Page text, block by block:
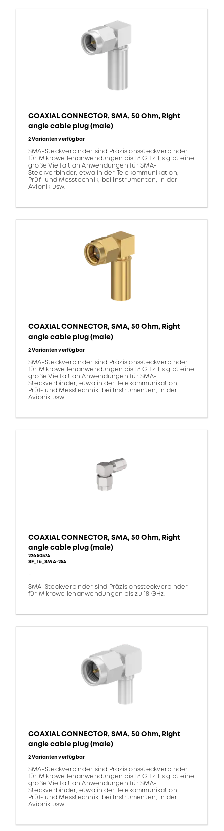
COAXIAL CONNECTOR, SMA, 50 Ohm, Right
angle cable plug (male)
2 Varianten verfügbar
SMA-Steckverbinder sind Präzisionssteckverbinder
für Mikrowellenanwendungen bis 18 GHz. Es gibt eine
große Vielfalt an Anwendungen für SMA-
Steckverbinder, etwa in der Telekommunikation,
Prüf- und Messtechnik, bei Instrumenten, in der
Avionik usw.
COAXIAL CONNECTOR, SMA, 50 Ohm, Right
angle cable plug (male)
2 Varianten verfügbar
SMA-Steckverbinder sind Präzisionssteckverbinder
für Mikrowellenanwendungen bis 18 GHz. Es gibt eine
große Vielfalt an Anwendungen für SMA-
Steckverbinder, etwa in der Telekommunikation,
Prüf- und Messtechnik, bei Instrumenten, in der
Avionik usw.
COAXIAL CONNECTOR, SMA, 50 Ohm, Right
angle cable plug (male)
22650574
SF_16_SMA-254
-
SMA-Steckverbinder sind Präzisionssteckverbinder
für Mikrowellenanwendungen bis zu 18 GHz.
COAXIAL CONNECTOR, SMA, 50 Ohm, Right
angle cable plug (male)
2 Varianten verfügbar
SMA-Steckverbinder sind Präzisionssteckverbinder
für Mikrowellenanwendungen bis 18 GHz. Es gibt eine
große Vielfalt an Anwendungen für SMA-
Steckverbinder, etwa in der Telekommunikation,
Prüf- und Messtechnik, bei Instrumenten, in der
Avionik usw.